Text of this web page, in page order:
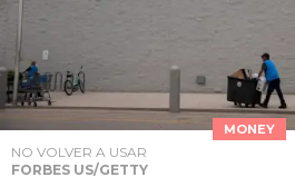
MONEY
NO VOLVER A USAR
FORBES US/GETTY